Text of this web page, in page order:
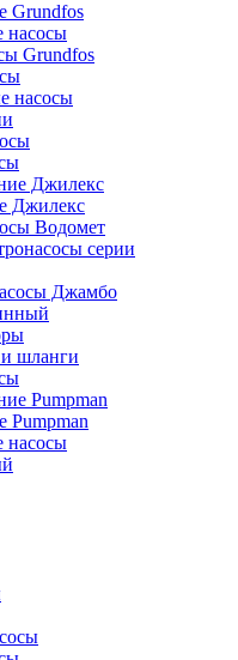
Grundfos
насосы
Grundfos
насосы
Джилекс
Водомет
серии
Джамбо
шланги
Pumpman
насосы